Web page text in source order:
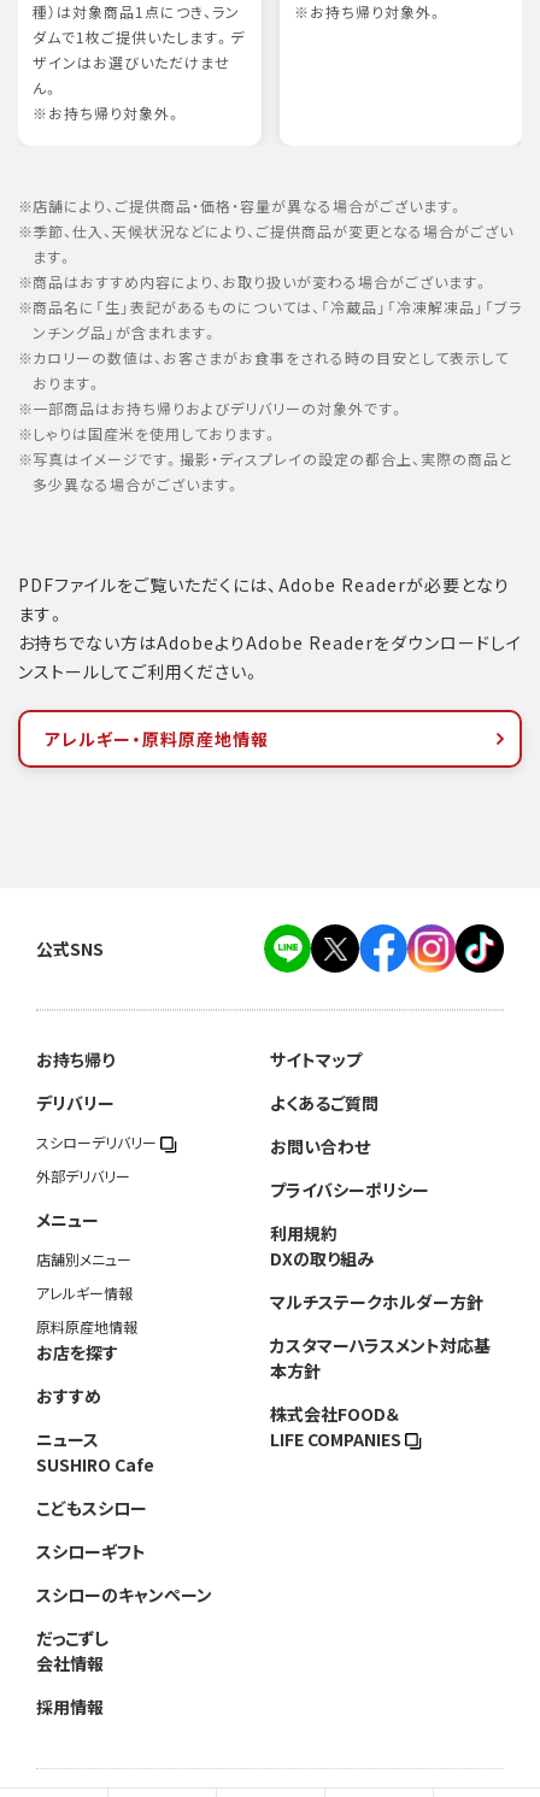
種）は対象商品1点につき、ラン
ダムで1枚ご提供いたします。デ
ザインはお選びいただけませ
ん。
※お持ち帰り対象外。
※お持ち帰り対象外。
店舗により、ご提供商品・価格・容量が異なる場合がございます。
季節、仕入、天候状況などにより、ご提供商品が変更となる場合がござい
ます。
商品はおすすめ内容により、お取り扱いが変わる場合がございます。
商品名に「生」表記があるものについては、「冷蔵品」「冷凍解凍品」「ブラ
ンチング品」が含まれます。
カロリーの数値は、お客さまがお食事をされる時の目安として表示して
おります。
一部商品はお持ち帰りおよびデリバリーの対象外です。
しゃりは国産米を使用しております。
写真はイメージです。撮影・ディスプレイの設定の都合上、実際の商品と
多少異なる場合がございます。
PDFファイルをご覧いただくには、Adobe Readerが必要となり
ます。
お持ちでない方はAdobeよりAdobe Readerをダウンロードしイ
ンストールしてご利用ください。
アレルギー・原料原産地情報
公式SNS
お持ち帰り
デリバリー
スシローデリバリー
外部デリバリー
メニュー
店舗別メニュー
アレルギー情報
原料原産地情報
お店を探す
おすすめ
ニュース
SUSHIRO Cafe
こどもスシロー
スシローギフト
スシローのキャンペーン
だっこずし
会社情報
採用情報
サイトマップ
よくあるご質問
お問い合わせ
プライバシーポリシー
利用規約
DXの取り組み
マルチステークホルダー方針
カスタマーハラスメント対応基
本方針
株式会社FOOD＆
LIFE COMPANIES